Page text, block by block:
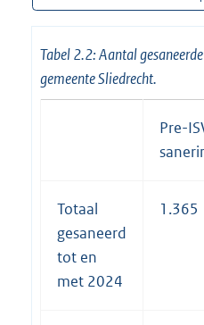
Tabel 2.2: Aantal
gemeente Sliedrecht.
Pre-
Totaal
gesaneerd
tot en
met 2024
1.365